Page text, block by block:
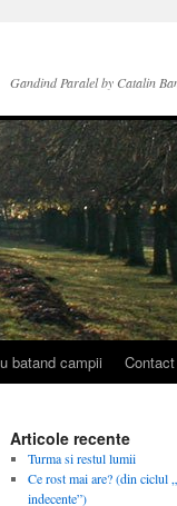
Gandind Paralel by Catalin
batand campii Contact
Articole recente
Turma si restul lumii
Ce rost mai are? (din ciclul
indecente”)